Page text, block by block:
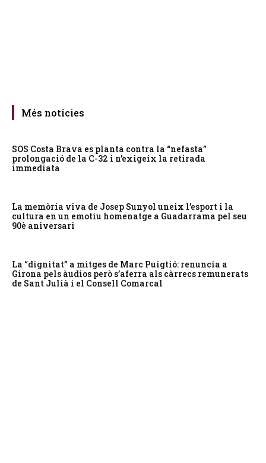
Més notícies
SOS Costa Brava es planta contra la “nefasta”
prolongació de la C-32 i n’exigeix la retirada
immediata
La memòria viva de Josep Sunyol uneix l’esport i la
cultura en un emotiu homenatge a Guadarrama pel seu
90è aniversari
La “dignitat” a mitges de Marc Puigtió: renuncia a
Girona pels àudios però s’aferra als càrrecs remunerats
de Sant Julià i el Consell Comarcal